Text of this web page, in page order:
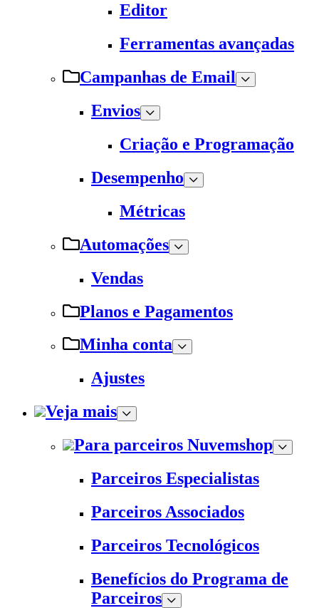
Editor
Ferramentas avançadas
Campanhas de Email
Envios
Criação e Programação
Desempenho
Métricas
Automações
Vendas
Planos e Pagamentos
Minha conta
Ajustes
Veja mais
Para parceiros Nuvemshop
Parceiros Especialistas
Parceiros Associados
Parceiros Tecnológicos
Benefícios do Programa de
Parceiros